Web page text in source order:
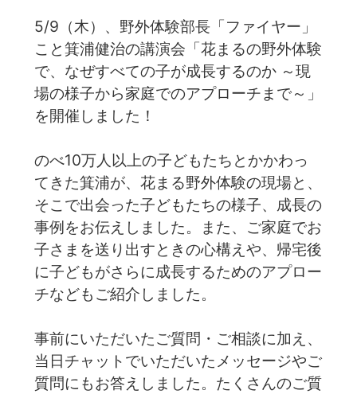
5/9（木）、野外体験部長「ファイヤー」
こと箕浦健治の講演会「花まるの野外体験
で、なぜすべての子が成長するのか ～現
場の様子から家庭でのアプローチまで～」
を開催しました！
のべ10万人以上の子どもたちとかかわっ
てきた箕浦が、花まる野外体験の現場と、
そこで出会った子どもたちの様子、成長の
事例をお伝えしました。また、ご家庭でお
子さまを送り出すときの心構えや、帰宅後
に子どもがさらに成長するためのアプロー
チなどもご紹介しました。
事前にいただいたご質問・ご相談に加え、
当日チャットでいただいたメッセージやご
質問にもお答えしました。たくさんのご質